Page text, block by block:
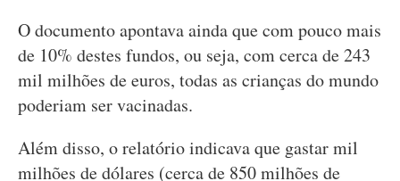
O documento apontava ainda que com pouco mais
de 10% destes fundos, ou seja, com cerca de 243
mil milhões de euros, todas as crianças do mundo
poderiam ser vacinadas.
Além disso, o relatório indicava que gastar mil
milhões de dólares (cerca de 850 milhões de